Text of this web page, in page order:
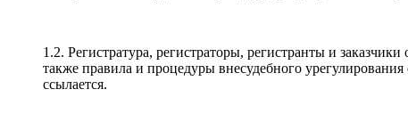
1.2. Регистратура, регистраторы, регистранты и
также правила и процедуры внесудебного
ссылается.